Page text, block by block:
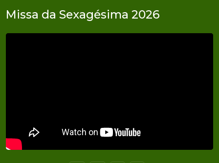
Missa da Sexagésima 2026